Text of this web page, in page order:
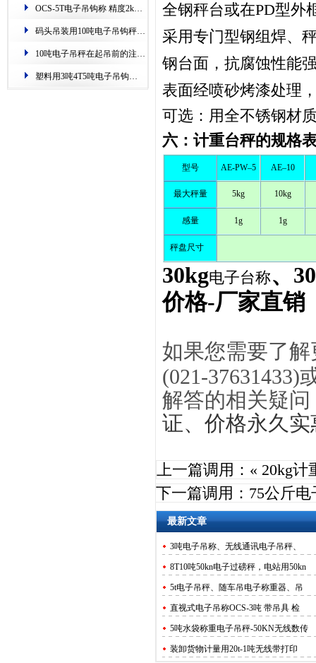
OCS-5T电子吊钩称 精度2kg防锈防碰
码头吊装用10吨电子吊钩秤.过载自动保护
10吨电子吊秤在起吊前的注意事项.安全提示
塑料用3吨4T5吨电子吊钩秤.称重准,零误差
全钢秤台或在PD型外
采用专门型钢组焊、
钢台面，抗腐蚀性能
表面经喷砂烤漆处理
可选：用全不锈钢材
六：计重台秤的规格
型号 AE-PW–5 AE–10
最大秤量 5kg 10kg
感量 1g 1g
秤盘尺寸
30kg电子台称、
价格-厂家直销
如果您需要了
(021-37631433)
解答的相关疑问
证、价格永久实
上一篇调用：« 20kg计
下一篇调用： 75公斤
最新文章
3吨电子吊称、无线通讯电子吊秤、
8T10吨50kn电子过磅秤，电站用50kn
5t电子吊秤、随车吊电子称重器、吊
直视式电子吊称OCS-3吨 带吊具 检
5吨水袋称重电子吊秤-50KN无线数传
装卸货物计量用20t-1吨无线带打印